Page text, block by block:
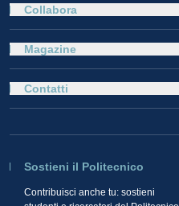
Collabora
Magazine
Sostieni il Politecnico
Contribuisci anche tu: sostieni
Contatti